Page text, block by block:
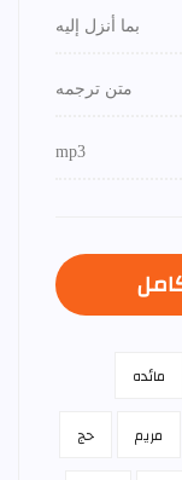
بما أنزل إليه
متن ترجمه
mp3
مائده
مريم حج